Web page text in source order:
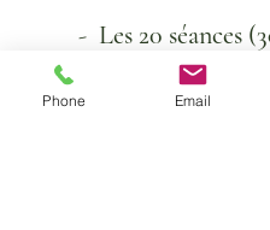
- Les 20 séances
chacune)
: 450 €
© 2017 par Anne Bertheau
Phone Email